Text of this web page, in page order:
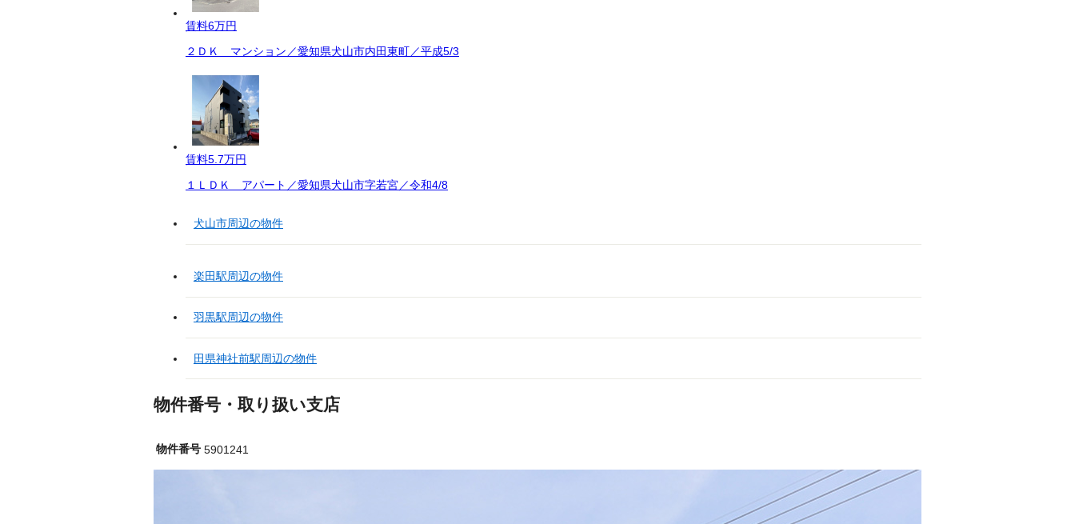
賃料6万円
２ＤＫ マンション／愛知県犬山市内田東町／平成5/3
賃料5.7万円
１ＬＤＫ アパート／愛知県犬山市字若宮／令和4/8
犬山市周辺の物件
楽田駅周辺の物件
羽黒駅周辺の物件
田県神社前駅周辺の物件
物件番号・取り扱い支店
物件番号 5901241